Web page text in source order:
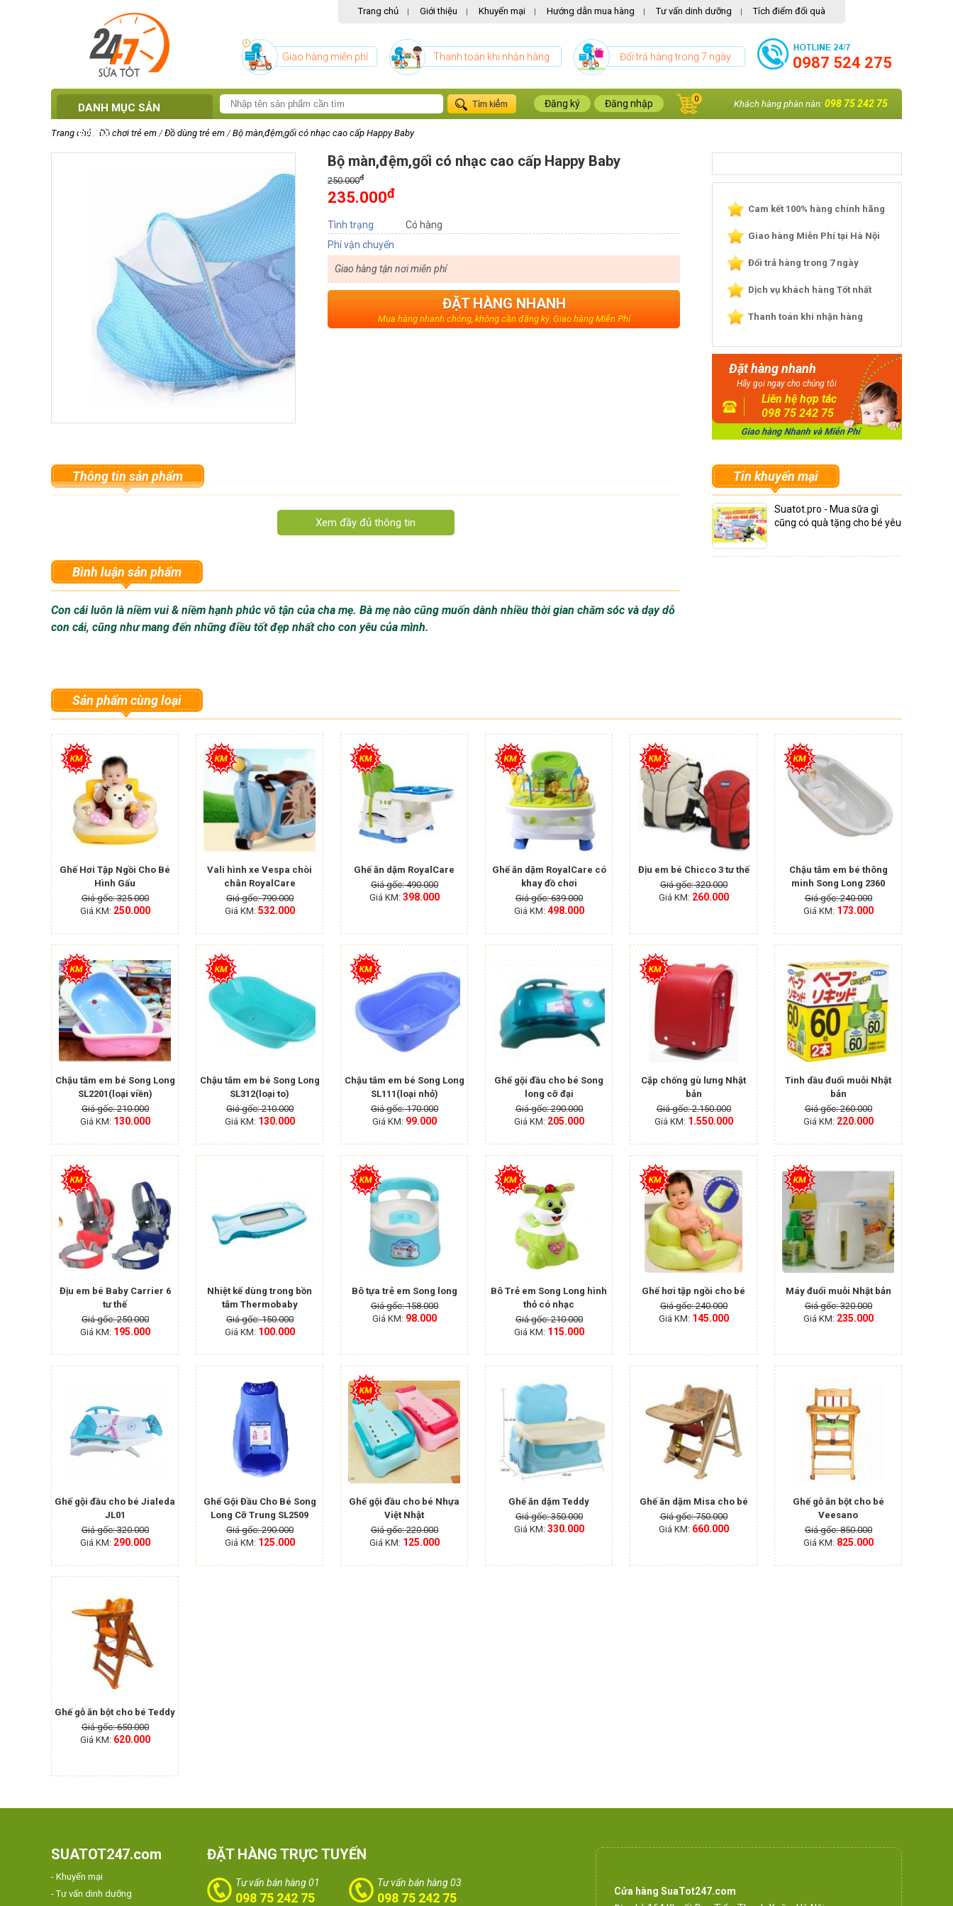
Trang chủ | Giới thiệu | Khuyến mại | Hướng dẫn mua hàng | Tư vấn dinh dưỡng | Tích điểm đổi quà
Giao hàng miễn phí Thanh toán khi nhận hàng Đổi trả hàng trong 7 ngày 0987 524 275
DANH MỤC SẢN
PHẨM
Đăng ký Đăng nhập 0 Khách hàng phàn nàn: 098 75 242 75
Trang chủ / Đồ chơi trẻ em / Đồ dùng trẻ em / Bộ màn,đệm,gối có nhạc cao cấp Happy Baby
Bộ màn,đệm,gối có nhạc cao cấp Happy Baby
250.000đ
235.000đ
Tình trạng
Có hàng
Phí vận chuyển
Giao hàng tận nơi miễn phí
ĐẶT HÀNG NHANH
Mua hàng nhanh chóng, không cần đăng ký. Giao hàng Miễn Phí
Cam kết 100% hàng chính hãng
Giao hàng Miễn Phí tại Hà Nội
Đổi trả hàng trong 7 ngày
Dịch vụ khách hàng Tốt nhất
Thanh toán khi nhận hàng
Đặt hàng nhanh
Hãy gọi ngay cho chúng tôi
Liên hệ hợp tác
098 75 242 75
Thông tin sản phẩm
ĐẶT HÀNG NHANH
Bình luận sản phẩm
Con cái luôn là niềm vui & niềm hạnh phúc vô tận của cha mẹ. Bà mẹ nào cũng muốn dành nhiều thời gian chăm sóc và dạy dỗ
con cái, cũng như mang đến những điều tốt đẹp nhất cho con yêu của mình.
Tin khuyến mại
Suatot.pro - Mua sữa gì
cũng có quà tặng cho bé yêu
Sản phẩm cùng loại
Ghế Hơi Tập Ngồi Cho Bé
Hình Gấu
Giá gốc: 325.000
Giá KM: 250.000
Vali hình xe Vespa chòi
chân RoyalCare
Giá gốc: 790.000
Giá KM: 532.000
Ghế ăn dặm RoyalCare
Giá gốc: 490.000
Giá KM: 398.000
Ghế ăn dặm RoyalCare có
khay đồ chơi
Giá gốc: 639.000
Giá KM: 498.000
Địu em bé Chicco 3 tư thế
Giá gốc: 320.000
Giá KM: 260.000
Chậu tắm em bé thông
minh Song Long 2360
Giá gốc: 240.000
Giá KM: 173.000
Chậu tắm em bé Song Long
SL2201(loại viền)
Giá gốc: 210.000
Giá KM: 130.000
Chậu tắm em bé Song Long
SL312(loại to)
Giá gốc: 210.000
Giá KM: 130.000
Chậu tắm em bé Song Long
SL111(loại nhỏ)
Giá gốc: 170.000
Giá KM: 99.000
Ghế gội đầu cho bé Song
long cỡ đại
Giá gốc: 290.000
Giá KM: 205.000
Cặp chống gù lưng Nhật
bản
Giá gốc: 2.150.000
Giá KM: 1.550.000
Tinh dầu đuổi muỗi Nhật
bản
Giá gốc: 260.000
Giá KM: 220.000
Địu em bé Baby Carrier 6
tư thế
Giá gốc: 250.000
Giá KM: 195.000
Nhiệt kế dùng trong bồn
tắm Thermobaby
Giá gốc: 150.000
Giá KM: 100.000
Bô tựa trẻ em Song long
Giá gốc: 158.000
Giá KM: 98.000
Bô Trẻ em Song Long hình
thỏ có nhạc
Giá gốc: 210.000
Giá KM: 115.000
Ghế hơi tập ngồi cho bé
Giá gốc: 240.000
Giá KM: 145.000
Máy đuổi muỗi Nhật bản
Giá gốc: 320.000
Giá KM: 235.000
Ghế gội đầu cho bé Jialeda
JL01
Giá gốc: 320.000
Giá KM: 290.000
Ghế Gội Đầu Cho Bé Song
Long Cỡ Trung SL2509
Giá gốc: 290.000
Giá KM: 125.000
Ghế gội đầu cho bé Nhựa
Việt Nhật
Giá gốc: 220.000
Giá KM: 125.000
Ghế ăn dặm Teddy
Giá gốc: 350.000
Giá KM: 330.000
Ghế ăn dặm Misa cho bé
Giá gốc: 750.000
Giá KM: 660.000
Ghế gỗ ăn bột cho bé
Veesano
Giá gốc: 850.000
Giá KM: 825.000
Ghế gỗ ăn bột cho bé Teddy
Giá gốc: 650.000
Giá KM: 620.000
SUATOT247.com
- Khuyến mại
- Tư vấn dinh dưỡng
ĐẶT HÀNG TRỰC TUYẾN
Tư vấn bán hàng 01
098 75 242 75
Tư vấn bán hàng 03
098 75 242 75
Cửa hàng SuaTot247.com